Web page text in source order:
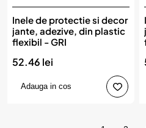
Inele de protectie si decor
jante, adezive, din plastic
flexibil - GRI
52.46 lei
Adauga in cos